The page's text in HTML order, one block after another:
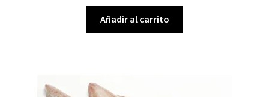
Añadir al carrito